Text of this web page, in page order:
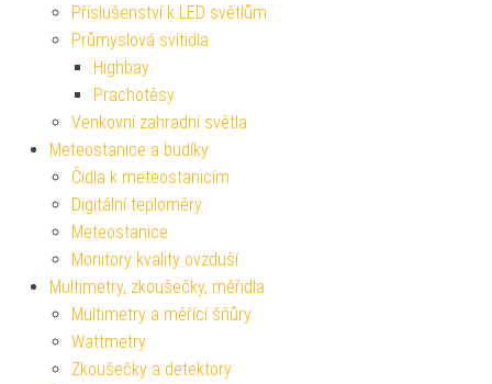
Příslušenství k LED světlům
Průmyslová svítidla
Highbay
Prachotěsy
Venkovní zahradní světla
Meteostanice a budíky
Čidla k meteostanicím
Digitální teploměry
Meteostanice
Monitory kvality ovzduší
Multimetry, zkoušečky, měřidla
Multimetry a měřící šňůry
Wattmetry
Zkoušečky a detektory